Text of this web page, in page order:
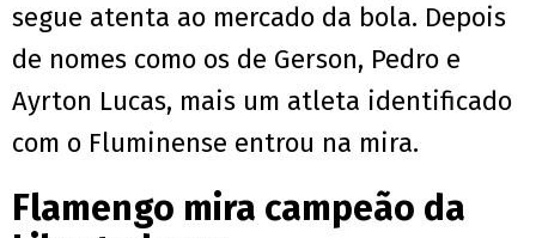
segue atenta ao mercado da bola. Depois
de nomes como os de Gerson, Pedro e
Ayrton Lucas, mais um atleta identificado
com o Fluminense entrou na mira.
Flamengo mira campeão da